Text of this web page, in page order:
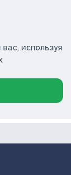
используя